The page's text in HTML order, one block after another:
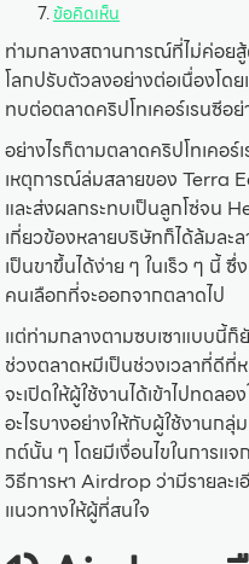
ข้อคิดเห็น
ท่ามกลางสถานการณ์ที่ไม่ค่อย
โลกปรับตัวลงอย่างต่อเนื่องโดย
ทบต่อตลาดคริปโทเคอร์เรนซีอ
อย่างไรก็ตามตลาดคริปโทเคอ
เหตุการณ์ล่มสลายของ Terra
และส่งผลกระทบเป็นลูกโซ่จน
เกี่ยวข้องหลายบริษัทก็ได้ล้มละ
เป็นขาขึ้นได้ง่าย ๆ ในเร็ว ๆ นี้
คนเลือกที่จะออกจากตลาดไป
แต่ท่ามกลางตามซบเซาแบบนี้ก็
ช่วงตลาดหมีเป็นช่วงเวลาที่ดีที่
จะเปิดให้ผู้ใช้งานได้เข้าไปทดล
อะไรบางอย่างให้กับผู้ใช้งานก
กต์นั้น ๆ โดยมีเงื่อนไขในการแ
วิธีการหา Airdrop ว่ามีรายละ
แนวทางให้ผู้ที่สนใจ